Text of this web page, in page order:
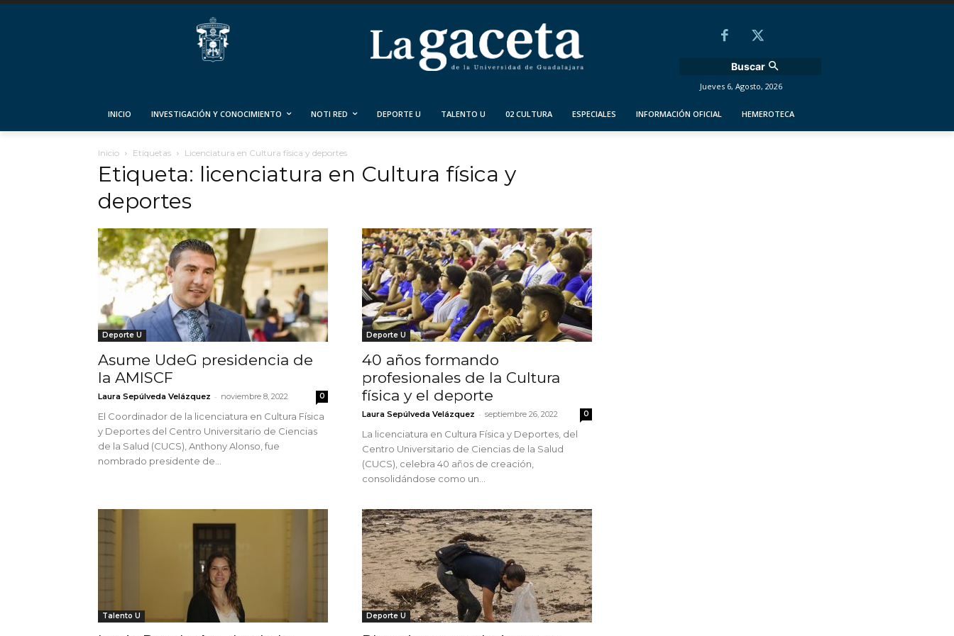
Buscar
Jueves 6, Agosto, 2026
INICIO INVESTIGACIÓN Y CONOCIMIENTO NOTI RED DEPORTE U TALENTO U 02 CULTURA ESPECIALES INFORMACIÓN OFICIAL HEMEROTECA
Inicio Etiquetas Licenciatura en Cultura física y deportes
Etiqueta: licenciatura en Cultura física y
deportes
Deporte U
Asume UdeG presidencia de
la AMISCF
Laura Sepúlveda Velázquez - noviembre 8, 2022 0
El Coordinador de la licenciatura en Cultura Física
y Deportes del Centro Universitario de Ciencias
de la Salud (CUCS), Anthony Alonso, fue
nombrado presidente de...
Deporte U
40 años formando
profesionales de la Cultura
física y el deporte
Laura Sepúlveda Velázquez - septiembre 26, 2022 0
La licenciatura en Cultura Física y Deportes, del
Centro Universitario de Ciencias de la Salud
(CUCS), celebra 40 años de creación,
consolidándose como un...
Talento U Deporte U